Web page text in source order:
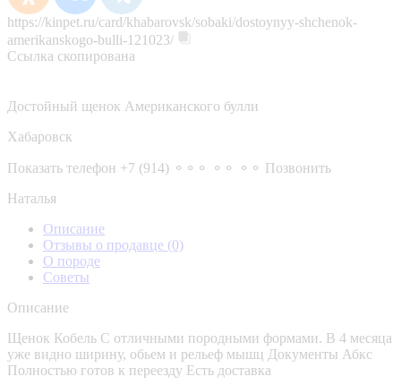
https://kinpet.ru/card/khabarovsk/sobaki/dostoynyy-shchenok-
amerikanskogo-bulli-121023/
Ссылка скопирована
Достойный щенок Американского булли
Хабаровск
Показать телефон +7 (914) ⚬⚬⚬ ⚬⚬ ⚬⚬ Позвонить
Наталья
Описание
Отзывы о продавце (0)
О породе
Советы
Описание
Щенок Кобель С отличными породными формами. В 4 месяца
уже видно ширину, обьем и рельеф мышц Документы Абкс
Полностью готов к переезду Есть доставка